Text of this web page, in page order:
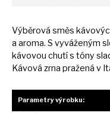
Výběrová směs
a aroma. S vyváženým
kávovou chutís tóny
Kávová zrna pražená v
Parametry výrobku: